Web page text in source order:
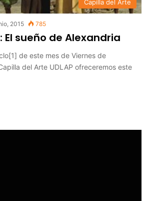
Capilla del Arte
2015 785
El sueño de Alexandria
de este mes de Viernes de
del Arte UDLAP ofreceremos este